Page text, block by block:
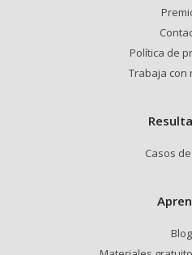
Política de
Trabaja con
Casos
Blog